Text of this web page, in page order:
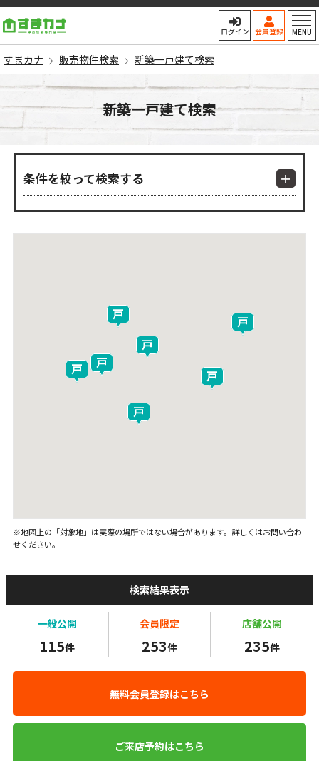
ログイン 会員登録 MENU
すまカナ 販売物件検索 新築一戸建て検索
新築一戸建て検索
条件を絞って検索する
※地図上の「対象地」は実際の場所ではない場合があります。詳しくはお問い合わ
せください。
検索結果表示
一般公開
115件
会員限定
253件
店舗公開
235件
無料会員登録はこちら
ご来店予約はこちら